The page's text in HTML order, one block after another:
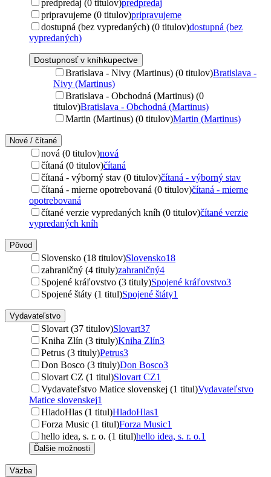
predpredaj (0 titulov)predpredaj
pripravujeme (0 titulov)pripravujeme
dostupná (bez vypredaných) (0 titulov)dostupná (bez
vypredaných)
Dostupnosť v kníhkupectve
Bratislava - Nivy (Martinus) (0 titulov)Bratislava -
Nivy (Martinus)
Bratislava - Obchodná (Martinus) (0
titulov)Bratislava - Obchodná (Martinus)
Martin (Martinus) (0 titulov)Martin (Martinus)
Nové / čítané
nová (0 titulov)nová
čítaná (0 titulov)čítaná
čítaná - výborný stav (0 titulov)čítaná - výborný stav
čítaná - mierne opotrebovaná (0 titulov)čítaná - mierne
opotrebovaná
čítané verzie vypredaných kníh (0 titulov)čítané verzie
vypredaných kníh
Pôvod
Slovensko (18 titulov)Slovensko18
zahraničný (4 tituly)zahraničný4
Spojené kráľovstvo (3 tituly)Spojené kráľovstvo3
Spojené štáty (1 titul)Spojené štáty1
Vydavateľstvo
Slovart (37 titulov)Slovart37
Kniha Zlín (3 tituly)Kniha Zlín3
Petrus (3 tituly)Petrus3
Don Bosco (3 tituly)Don Bosco3
Slovart CZ (1 titul)Slovart CZ1
Vydavateľstvo Matice slovenskej (1 titul)Vydavateľstvo
Matice slovenskej1
HladoHlas (1 titul)HladoHlas1
Forza Music (1 titul)Forza Music1
hello idea, s. r. o. (1 titul)hello idea, s. r. o.1
Ďalšie možnosti
Väzba